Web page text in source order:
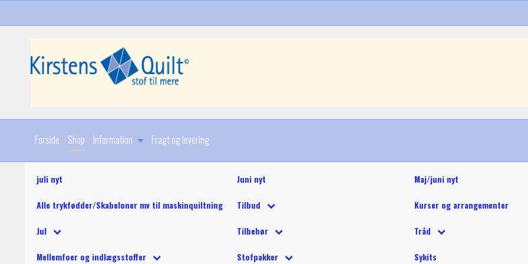
Forside Shop Information Fragt og levering
juli nyt Juni nyt Maj/juni nyt
Alle trykfødder/Skabeloner mv til maskinquiltning
Tilbud
Diverse tilbud
Kurser og arrangementer
Jul
Julebøger og mønstre
Tilbehør
Diverse tilbehør
Tråd
King Tut maskinquiltetråd
Glide polyestertråd (60wt)
Mellemfoer og indlægsstoffer
Stofpakker
Sykits